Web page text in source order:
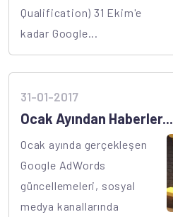
Qualification) 31 Ekim'e
kadar Google...
31-01-2017
Ocak Ayından Haberler...
Ocak ayında gerçekleşen
Google AdWords
güncellemeleri, sosyal
medya kanallarında